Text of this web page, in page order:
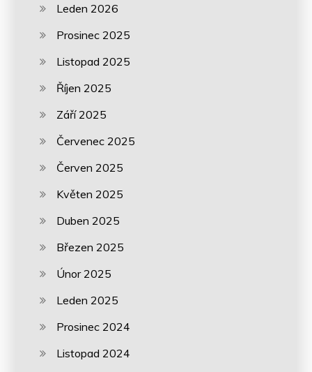
Leden 2026
Prosinec 2025
Listopad 2025
Říjen 2025
Září 2025
Červenec 2025
Červen 2025
Květen 2025
Duben 2025
Březen 2025
Únor 2025
Leden 2025
Prosinec 2024
Listopad 2024